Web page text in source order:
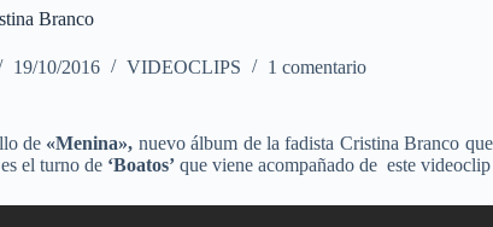
Branco
19/10/2016 VIDEOCLIPS 1 comentario
de «Menina», nuevo álbum de la fadista Cristina Branco
el turno de ‘Boatos’ que viene acompañado de este